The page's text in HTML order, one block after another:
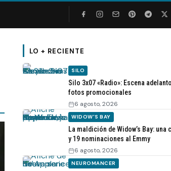
LO + RECIENTE
SILO
Silo 3x07 «Radio»: Escena
fotos promocionales
6 agosto, 2026
WIDOW'S BAY
La maldición de Widow’s Bay:
y 19 nominaciones al Emmy
6 agosto, 2026
NEUROMANCER